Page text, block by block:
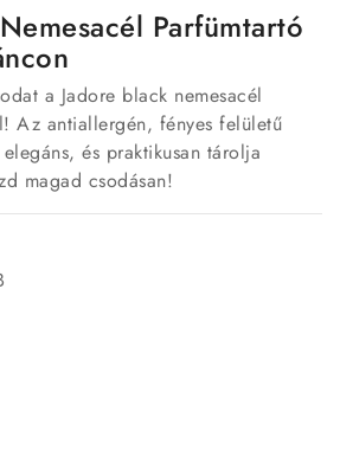
Parfümtartó
a Jadore black nemesacél
Az antiallergén, fényes felületű
és praktikusan tárolja
magad csodásan!